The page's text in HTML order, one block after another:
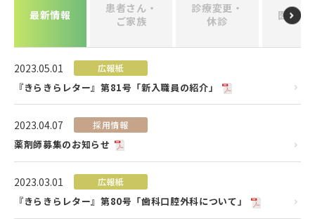
最新情報
患者さん・
ご家族
診療変更・
休診
医療関
2023.05.01 広報紙
『きらきらレター』第81号「新入職員の紹介」
2023.04.07 採用情報
薬剤師募集のお知らせ
2023.03.01 広報紙
『きらきらレター』第80号「歯科口腔外科について」